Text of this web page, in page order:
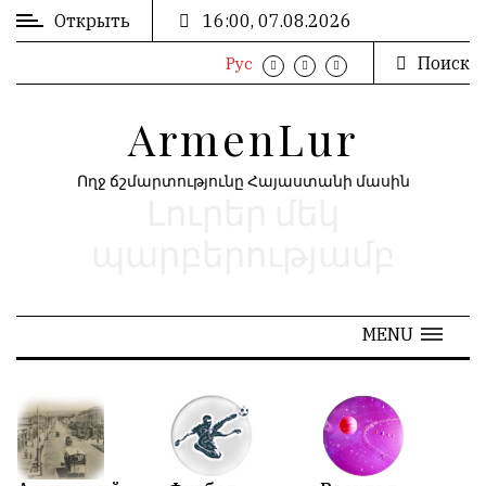
ВХОД
РЕГИСТРАЦИЯ
АРХИВ
« Май 2026
ՄՈՒՏՔ
Открыть 16:00, 07.08.2026
Рус Поиск
ArmenLur
Ողջ ճշմարտությունը Հայաստանի մասին
MENU